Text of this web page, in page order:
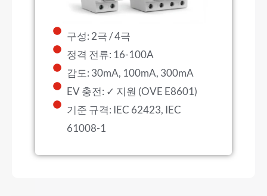
구성: 2극 / 4극
정격 전류: 16-100A
감도: 30mA, 100mA, 300mA
EV 충전: ✓ 지원 (OVE E8601)
기준 규격: IEC 62423, IEC
61008-1